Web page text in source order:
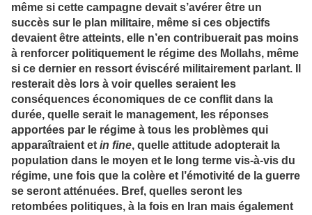
même si cette campagne devait s’avérer être un
succès sur le plan militaire, même si ces objectifs
devaient être atteints, elle n’en contribuerait pas moins
à renforcer politiquement le régime des Mollahs, même
si ce dernier en ressort éviscéré militairement parlant. Il
resterait dès lors à voir quelles seraient les
conséquences économiques de ce conflit dans la
durée, quelle serait le management, les réponses
apportées par le régime à tous les problèmes qui
apparaîtraient et in fine, quelle attitude adopterait la
population dans le moyen et le long terme vis-à-vis du
régime, une fois que la colère et l’émotivité de la guerre
se seront atténuées. Bref, quelles seront les
retombées politiques, à la fois en Iran mais également